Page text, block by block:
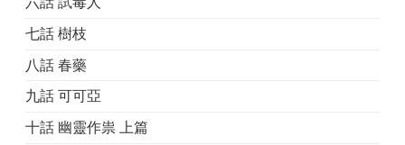
七話 樹枝
八話 春藥
九話 可可亞
十話 幽靈作祟 上篇